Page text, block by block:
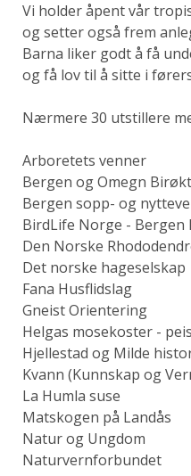
Vi holder åpent vår
og setter også frem
Barna liker godt å få
og få lov til å sitte i
Nærmere 30 utstillere
Arboretets venner
Bergen og Omegn
Bergen sopp- og
BirdLife Norge - Bergen
Den Norske
Det norske hageselskap
Fana Husflidslag
Gneist Orientering
Helgas mosekoster -
Hjellestad og Milde
Kvann (Kunnskap og
La Humla suse
Matskogen på Landås
Natur og Ungdom
Naturvernforbundet